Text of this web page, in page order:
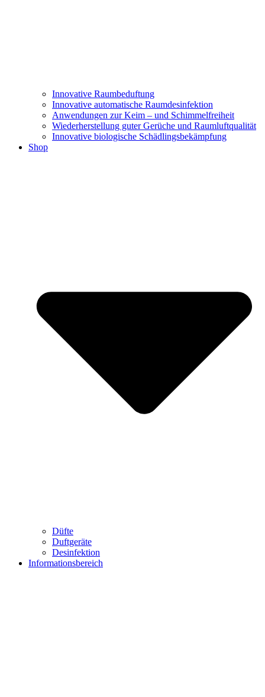
Innovative Raumbeduftung
Innovative automatische Raumdesinfektion
Anwendungen zur Keim – und Schimmelfreiheit
Wiederherstellung guter Gerüche und Raumluftqualität
Innovative biologische Schädlingsbekämpfung
Shop
Düfte
Duftgeräte
Desinfektion
Informationsbereich